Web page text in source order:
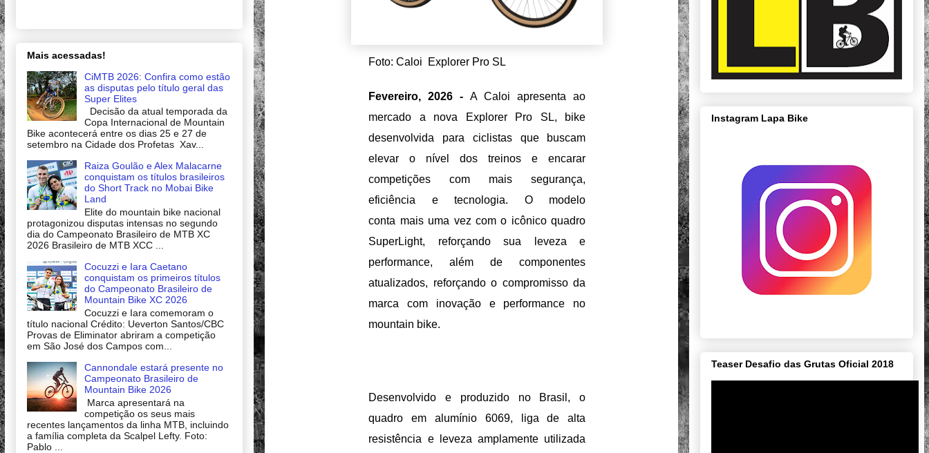
Foto: Caloi Explorer Pro SL
Fevereiro, 2026 -
A Caloi apresenta ao
mercado a nova Explorer Pro SL, bike
desenvolvida para ciclistas que buscam
elevar o nível dos treinos e encarar
competições com mais segurança,
eficiência e tecnologia. O modelo
conta mais uma vez com o icônico quadro
SuperLight, reforçando sua leveza e
performance, além de componentes
atualizados, reforçando o compromisso da
marca com inovação e performance no
mountain bike.
Desenvolvido e produzido no Brasil, o
quadro em alumínio 6069, liga de alta
resistência e leveza amplamente utilizada
Mais acessadas!
CiMTB 2026: Confira como estão
as disputas pelo título geral das
Super Elites
Decisão da atual temporada da
Copa Internacional de Mountain
Bike acontecerá entre os dias 25 e 27 de
setembro na Cidade dos Profetas Xav...
Raiza Goulão e Alex Malacarne
conquistam os títulos brasileiros
do Short Track no Mobai Bike
Land
Elite do mountain bike nacional
protagonizou disputas intensas no segundo
dia do Campeonato Brasileiro de MTB XC
2026 Brasileiro de MTB XCC ...
Cocuzzi e Iara Caetano
conquistam os primeiros títulos
do Campeonato Brasileiro de
Mountain Bike XC 2026
Cocuzzi e Iara comemoram o
título nacional Crédito: Ueverton Santos/CBC
Provas de Eliminator abriram a competição
em São José dos Campos com...
Cannondale estará presente no
Campeonato Brasileiro de
Mountain Bike 2026
Marca apresentará na
competição os seus mais
recentes lançamentos da linha MTB, incluindo
a família completa da Scalpel Lefty. Foto:
Pablo ...
Instagram Lapa Bike
Teaser Desafio das Grutas Oficial 2018